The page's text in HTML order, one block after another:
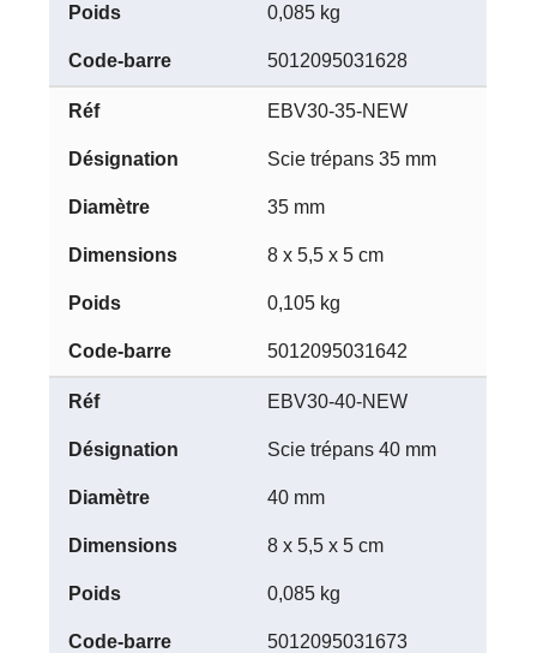
0,085 kg
5012095031628
EBV30-35-NEW
Scie trépans 35 mm
35 mm
8 x 5,5 x 5 cm
0,105 kg
5012095031642
EBV30-40-NEW
Scie trépans 40 mm
40 mm
8 x 5,5 x 5 cm
0,085 kg
5012095031673